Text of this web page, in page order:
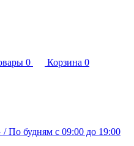
0 Корзина 0
/ По будням c 09:00 до 19:00